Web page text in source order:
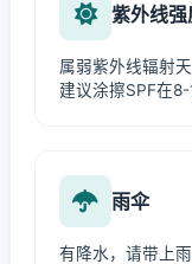
紫外线强
属弱紫外线辐射
建议涂擦SPF在8-
雨伞
有降水，请带上